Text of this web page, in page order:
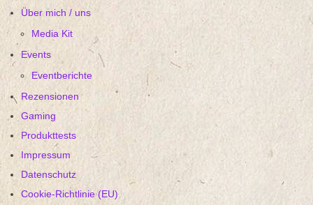
Über mich / uns
Media Kit
Events
Eventberichte
Rezensionen
Gaming
Produkttests
Impressum
Datenschutz
Cookie-Richtlinie (EU)